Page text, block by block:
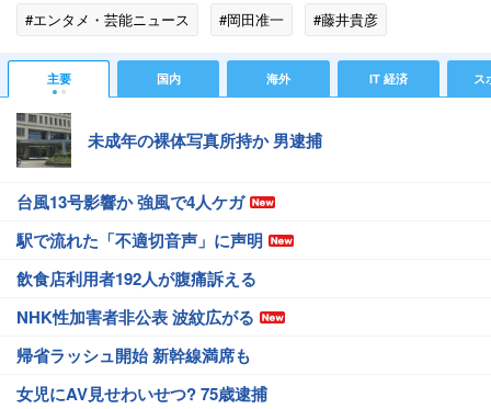
#エンタメ・芸能ニュース
#岡田准一 #藤井貴彦
主要 国内 海外 IT 経済 ス
未成年の裸体写真所持か 男逮捕
台風13号影響か 強風で4人ケガ
駅で流れた「不適切音声」に声明
飲食店利用者192人が腹痛訴える
NHK性加害者非公表 波紋広がる
帰省ラッシュ開始 新幹線満席も
女児にAV見せわいせつ? 75歳逮捕